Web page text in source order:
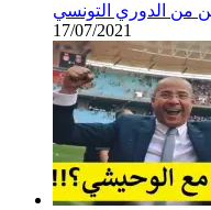
17/07/2021